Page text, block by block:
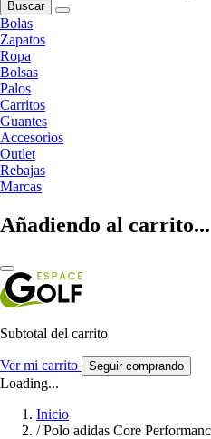
Buscar
Bolas
Zapatos
Ropa
Bolsas
Palos
Carritos
Guantes
Accesorios
Outlet
Rebajas
Marcas
Añadiendo al carrito...
Subtotal del carrito
Ver mi carrito Seguir comprando
Loading...
Inicio
/ Polo adidas Core